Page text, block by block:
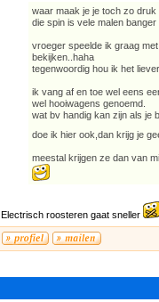
waar maak je je toch zo druk
die spin is vele malen
vroeger speelde ik graag
bekijken..haha
tegenwoordig hou ik het
ik vang af en toe wel eens
wel hooiwagens genoemd.
wat bv handig kan zijn als je
doe ik hier ook,dan krijg je
meestal krijgen ze dan van
Electrisch roosteren gaat sneller